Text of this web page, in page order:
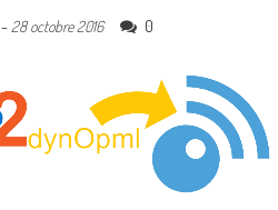
- 28 octobre 2016 0